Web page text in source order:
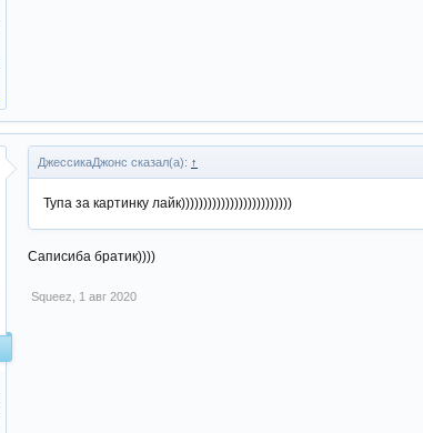
ДжессикаДжонс сказал(а): ↑
Тупа за картинку лайк)))))))))))))))))))))))))
Cаписиба братик))))
Squeez 1 авг 2020